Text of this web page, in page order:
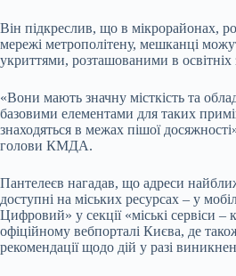
Він підкреслив, що в мікрорайонах,
мережі метрополітену, мешканці
укриттями, розташованими в освітніх
«Вони мають значну місткість та
базовими елементами для таких
знаходяться в межах пішої
голови КМДА.
Пантелеєв нагадав, що адреси
доступні на міських ресурсах – у
Цифровий» у секції «міські сервіси –
офіційному вебпорталі Києва, де
рекомендації щодо дій у разі